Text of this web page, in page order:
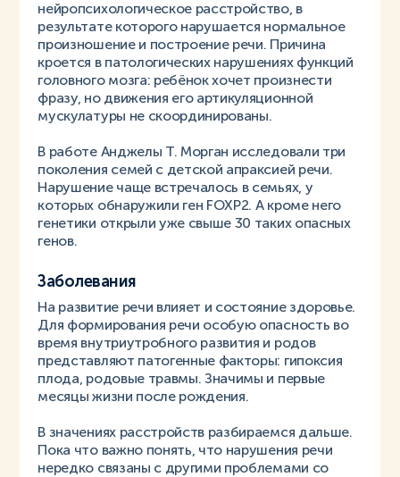
нейропсихологическое расстройство, в
результате которого нарушается нормальное
произношение и построение речи. Причина
кроется в патологических нарушениях функций
головного мозга: ребёнок хочет произнести
фразу, но движения его артикуляционной
мускулатуры не скоординированы.
В работе Анджелы Т. Морган исследовали три
поколения семей с детской апраксией речи.
Нарушение чаще встречалось в семьях, у
которых обнаружили ген FOXP2. А кроме него
генетики открыли уже свыше 30 таких опасных
генов.
Заболевания
На развитие речи влияет и состояние здоровье.
Для формирования речи особую опасность во
время внутриутробного развития и родов
представляют патогенные факторы: гипоксия
плода, родовые травмы. Значимы и первые
месяцы жизни после рождения.
В значениях расстройств разбираемся дальше.
Пока что важно понять, что нарушения речи
нередко связаны с другими проблемами со